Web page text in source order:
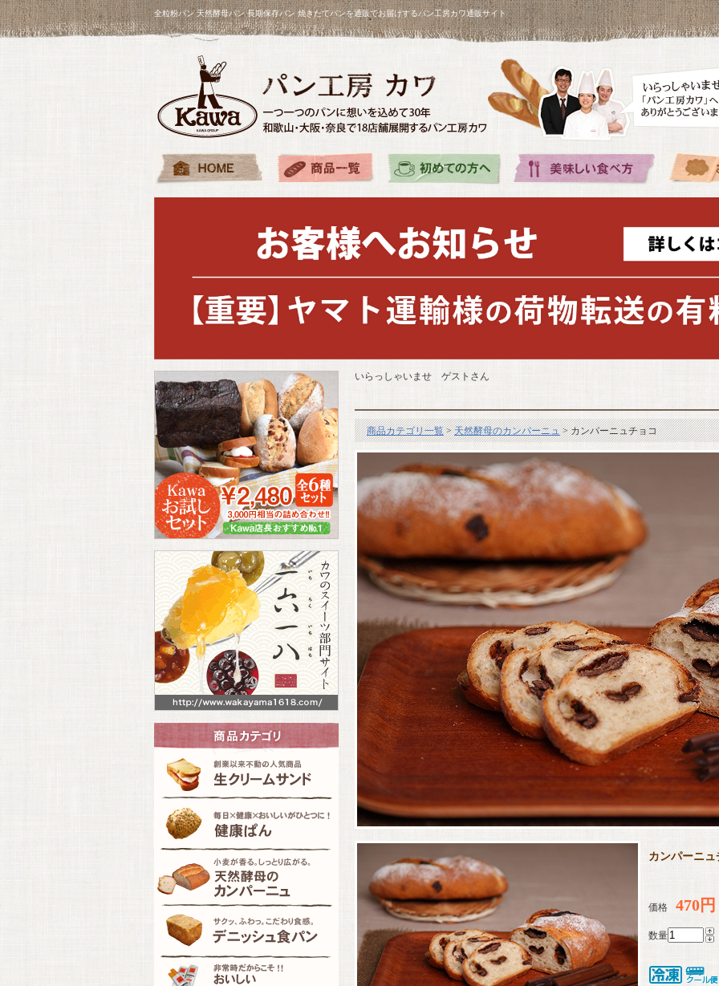
全粒粉パン 天然酵母パン 長期保存パン 焼きたてパンを通販でお届けするパン工房カワ通販サイト
いらっしゃいませ ゲストさん
商品カテゴリ一覧>天然酵母のカンパーニュ> カンパーニュチョコ
カンパーニュ
価格 470円
数量